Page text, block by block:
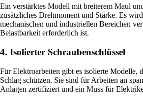
Ein verstärktes Modell mit breiterem Maul
zusätzliches Drehmoment und Stärke. Es
mechanischen und industriellen Bereichen
Belastbarkeit erforderlich ist.
4. Isolierter Schraubenschlüssel
Für Elektroarbeiten gibt es isolierte Modelle,
Schlag schützen. Sie sind für Arbeiten an
Anlagen zertifiziert und ein Muss für